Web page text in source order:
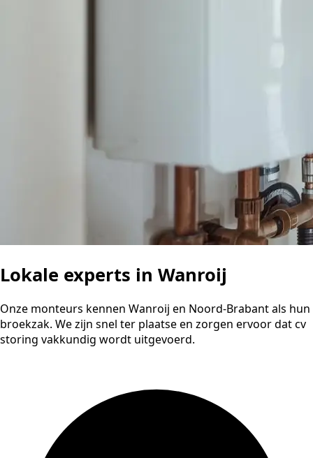
Lokale experts in Wanroij
Onze monteurs kennen Wanroij en Noord-Brabant als hun
broekzak. We zijn snel ter plaatse en zorgen ervoor dat cv
storing vakkundig wordt uitgevoerd.